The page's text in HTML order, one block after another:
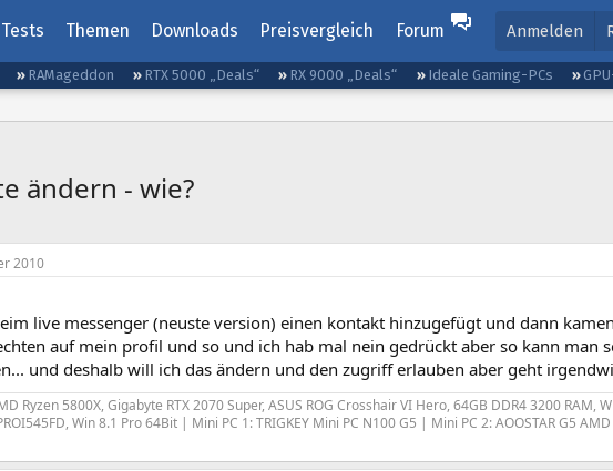
Tests Themen Downloads Preisvergleich Forum Anmelden
RAMageddon RTX 5000 „Deals“ RX 9000 „Deals“ Ideale Gaming-PCs
ändern - wie?
2010
live messenger (neuste version) einen kontakt hinzugefügt und dann
auf mein profil und so und ich hab mal nein gedrückt aber so kann man
und deshalb will ich das ändern und den zugriff erlauben aber geht
Ryzen 5800X, Gigabyte RTX 2070 Super, ASUS ROG Crosshair VI Hero, 64GB DDR4 3200 RAM,
Win 8.1 Pro 64Bit | Mini PC 1: TRIGKEY Mini PC N100 G5 | Mini PC 2: AOOSTAR G5